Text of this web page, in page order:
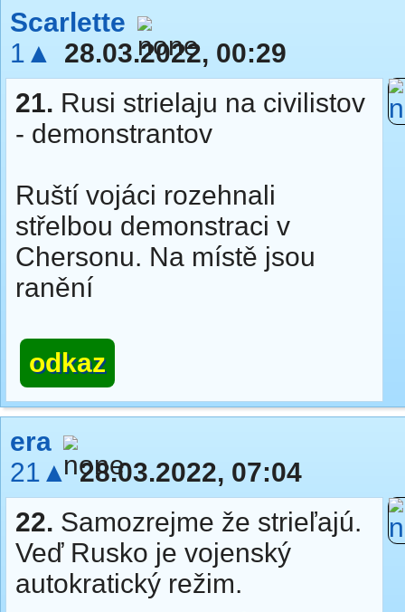
Scarlette
1▲
28.03.2022, 00:29
21. Rusi strielaju na civilistov
- demonstrantov
Ruští vojáci rozehnali
střelbou demonstraci v
Chersonu. Na místě jsou
ranění
odkaz
era
21▲ 28.03.2022, 07:04
22. Samozrejme že strieľajú.
Veď Rusko je vojenský
autokratický režim.